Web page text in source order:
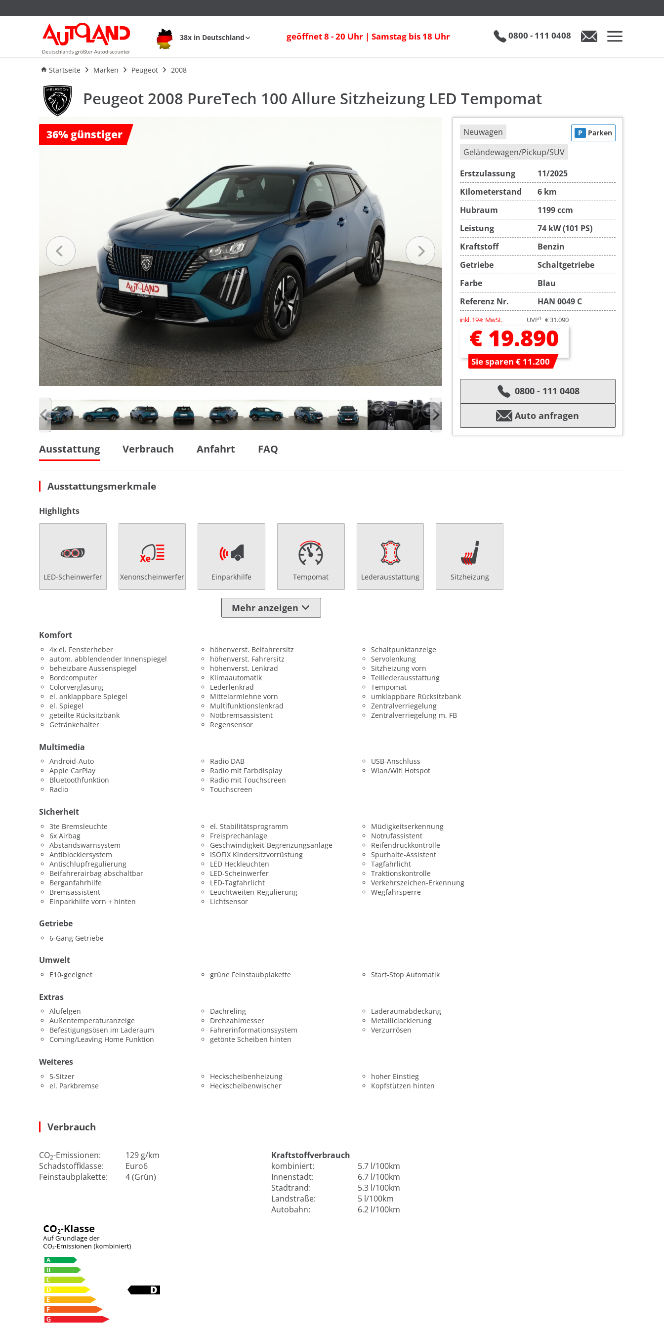
38x in Deutschland geöffnet 8 - 20 Uhr | Samstag bis 18 Uhr 0800 - 111 0408
Startseite Marken Peugeot 2008
Peugeot 2008 PureTech 100 Allure Sitzheizung LED Tempomat
Ausstattung Verbrauch
Peugeot 2008 PureTech 100 Allure Sitzheizung LED Tempomat
36% günstiger
Neuwagen
Geländewagen/Pickup/SUV
P Parken
Erstzulassung
11/2025
Kilometerstand
6 km
Hubraum
1199 ccm
Leistung
74 kW (101 PS)
Kraftstoff
Benzin
Getriebe
Schaltgetriebe
Farbe
Blau
Referenz Nr.
HAN 0049 C
inkl. 19% MwSt. UVP1 € 31.090
€ 19.890
Sie sparen € 11.200
0800 - 111 0408
Auto anfragen
Ausstattung Verbrauch Anfahrt FAQ
Ausstattungsmerkmale
Highlights
LED-Scheinwerfer Xenonscheinwerfer Einparkhilfe Tempomat Lederausstattung Sitzheizung
Mehr anzeigen
Komfort
4x el. Fensterheber
autom. abblendender Innenspiegel
beheizbare Aussenspiegel
Bordcomputer
Colorverglasung
el. anklappbare Spiegel
el. Spiegel
geteilte Rücksitzbank
Getränkehalter
höhenverst. Beifahrersitz
höhenverst. Fahrersitz
höhenverst. Lenkrad
Klimaautomatik
Lederlenkrad
Mittelarmlehne vorn
Multifunktionslenkrad
Notbremsassistent
Regensensor
Schaltpunktanzeige
Servolenkung
Sitzheizung vorn
Teillederausstattung
Tempomat
umklappbare Rücksitzbank
Zentralverriegelung
Zentralverriegelung m. FB
Multimedia
Android-Auto
Apple CarPlay
Bluetoothfunktion
Radio
Radio DAB
Radio mit Farbdisplay
Radio mit Touchscreen
Touchscreen
USB-Anschluss
Wlan/Wifi Hotspot
Sicherheit
3te Bremsleuchte
6x Airbag
Abstandswarnsystem
Antiblockiersystem
Antischlupfregulierung
Beifahrerairbag abschaltbar
Berganfahrhilfe
Bremsassistent
Einparkhilfe vorn + hinten
el. Stabilitätsprogramm
Freisprechanlage
Geschwindigkeit-Begrenzungsanlage
ISOFIX Kindersitzvorrüstung
LED Heckleuchten
LED-Scheinwerfer
LED-Tagfahrlicht
Leuchtweiten-Regulierung
Lichtsensor
Müdigkeitserkennung
Notrufassistent
Reifendruckkontrolle
Spurhalte-Assistent
Tagfahrlicht
Traktionskontrolle
Verkehrszeichen-Erkennung
Wegfahrsperre
Getriebe
6-Gang Getriebe
Umwelt
E10-geeignet grüne Feinstaubplakette Start-Stop Automatik
Extras
Alufelgen
Außentemperaturanzeige
Befestigungsösen im Laderaum
Coming/Leaving Home Funktion
Dachreling
Drehzahlmesser
Fahrerinformationssystem
getönte Scheiben hinten
Laderaumabdeckung
Metalliclackierung
Verzurrösen
Weiteres
5-Sitzer
el. Parkbremse
Heckscheibenheizung
Heckscheibenwischer
hoher Einstieg
Kopfstützen hinten
Verbrauch
CO2-Emissionen:
129 g/km
Schadstoffklasse:
Euro6
Feinstaubplakette:
4 (Grün)
Kraftstoffverbrauch
kombiniert:
5.7 l/100km
Innenstadt:
6.7 l/100km
Stadtrand:
5.3 l/100km
Landstraße:
5 l/100km
Autobahn:
6.2 l/100km